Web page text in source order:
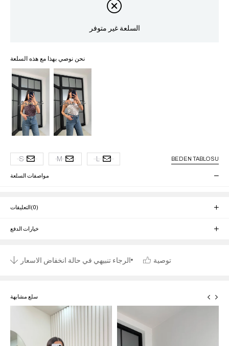
السلعة غير متوفر
نحن نوصي بهذا مع هذه السلعة
غير متوفر غير متوفر
S M L BEDEN TABLOSU
مواصفات السلعة
التعليقات (0)
خيارات الدفع
الرجاء تنبيهي في حالة انخفاض الاسعار توصية
سلع مشابهة